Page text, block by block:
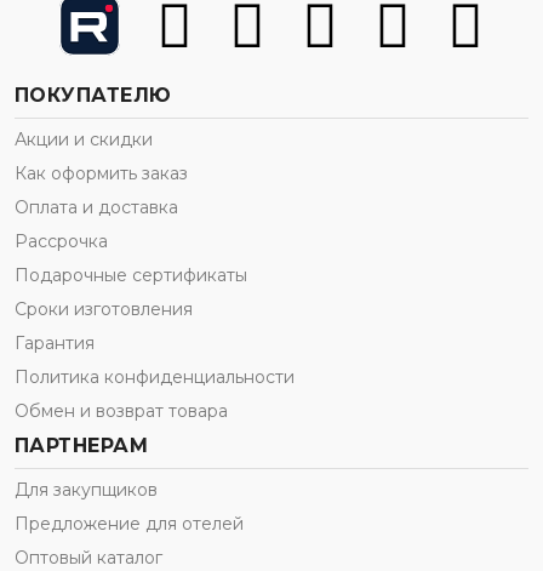
ПОКУПАТЕЛЮ
Акции и скидки
Как оформить заказ
Оплата и доставка
Рассрочка
Подарочные сертификаты
Сроки изготовления
Гарантия
Политика конфиденциальности
Обмен и возврат товара
ПАРТНЕРАМ
Для закупщиков
Предложение для отелей
Оптовый каталог